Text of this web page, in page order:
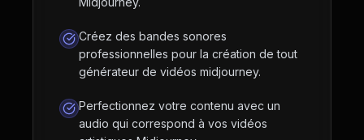
Créez des bandes sonores
professionnelles pour la création de tout
générateur de vidéos midjourney.
Perfectionnez votre contenu avec un
audio qui correspond à vos vidéos